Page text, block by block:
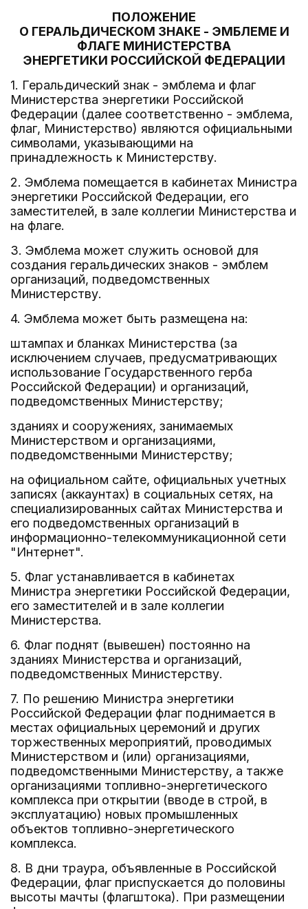
ПОЛОЖЕНИЕ
О ГЕРАЛЬДИЧЕСКОМ ЗНАКЕ - ЭМБЛЕМЕ И
ФЛАГЕ МИНИСТЕРСТВА
ЭНЕРГЕТИКИ РОССИЙСКОЙ ФЕДЕРАЦИИ
1. Геральдический знак - эмблема и флаг
Министерства энергетики Российской
Федерации (далее соответственно - эмблема,
флаг, Министерство) являются официальными
символами, указывающими на
принадлежность к Министерству.
2. Эмблема помещается в кабинетах Министра
энергетики Российской Федерации, его
заместителей, в зале коллегии Министерства и
на флаге.
3. Эмблема может служить основой для
создания геральдических знаков - эмблем
организаций, подведомственных
Министерству.
4. Эмблема может быть размещена на:
штампах и бланках Министерства (за
исключением случаев, предусматривающих
использование Государственного герба
Российской Федерации) и организаций,
подведомственных Министерству;
зданиях и сооружениях, занимаемых
Министерством и организациями,
подведомственными Министерству;
на официальном сайте, официальных учетных
записях (аккаунтах) в социальных сетях, на
специализированных сайтах Министерства и
его подведомственных организаций в
информационно-телекоммуникационной сети
"Интернет".
5. Флаг устанавливается в кабинетах
Министра энергетики Российской Федерации,
его заместителей и в зале коллегии
Министерства.
6. Флаг поднят (вывешен) постоянно на
зданиях Министерства и организаций,
подведомственных Министерству.
7. По решению Министра энергетики
Российской Федерации флаг поднимается в
местах официальных церемоний и других
торжественных мероприятий, проводимых
Министерством и (или) организациями,
подведомственными Министерству, а также
организациями топливно-энергетического
комплекса при открытии (вводе в строй, в
эксплуатацию) новых промышленных
объектов топливно-энергетического
комплекса.
8. В дни траура, объявленные в Российской
Федерации, флаг приспускается до половины
высоты мачты (флагштока). При размещении